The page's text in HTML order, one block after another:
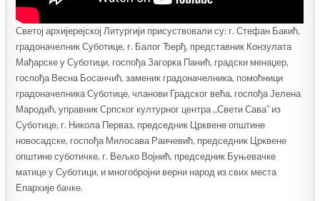
Светој архијерејској Литургији присуствовали су: г. Стефан Бакић,
градоначелник Суботице, г. Балог Ђерђ, представник Конзулата
Мађарске у Суботици, госпођа Загорка Панић, градски менаџер,
госпођа Весна Босанчић, заменик градоначелника, помоћници
градоначелника Суботице, чланови Градског већа, госпођа Јелена
Мародић, управник Српског културног центра „Свети Саваˮ из
Суботице, г. Никола Перваз, председник Црквене општине
новосадске, госпођа Милосава Раичевић, председник Црквене
општине суботичке, г. Вељко Војнић, председник Буњевачке
матице у Суботици, и многобројни верни народ из свих места
Епархије бачке.